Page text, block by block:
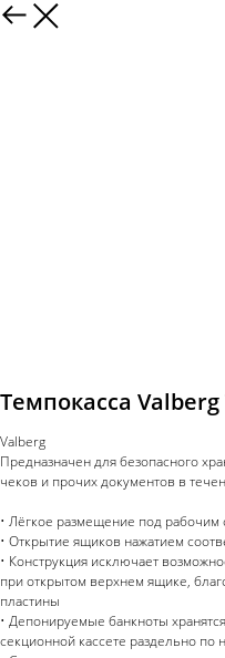
Темпокасса Valberg
Valberg
Предназначен для безопасного
чеков и прочих документов в
• Лёгкое размещение под рабочим
• Открытие ящиков нажатием
• Конструкция исключает
при открытом верхнем ящике,
пластины
• Депонируемые банкноты
секционной кассете раздельно по